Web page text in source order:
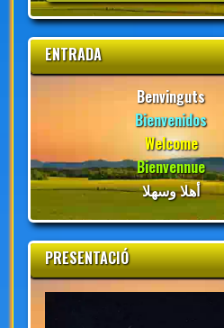
ENTRADA
Benvinguts
Bienvenidos
Welcome
Bienvennue
أهلا وسهلا
PRESENTACIÓ